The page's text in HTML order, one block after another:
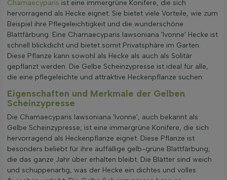
Chamaecyparis ist eine immergrüne Konifere, die sich
hervorragend als Hecke eignet. Sie bietet viele Vorteile, wie zum
Beispiel ihre Pflegeleichtigkeit und die wunderschöne
Blattfärbung. Eine Chamaecyparis lawsoniana 'Ivonne' Hecke ist
schnell blickdicht und bietet somit Privatsphäre im Garten.
Diese Pflanze kann sowohl als Hecke als auch als Solitär
gepflanzt werden. Die Gelbe Scheinzypresse ist ideal für alle,
die eine pflegeleichte und attraktive Heckenpflanze suchen.
Eigenschaften und Merkmale der Gelben
Scheinzypresse
Die Chamaecyparis lawsoniana 'Ivonne', auch bekannt als
Gelbe Scheinzypresse, ist eine immergrüne Konifere, die sich
hervorragend als Heckenpflanze eignet. Diese Pflanze ist
besonders beliebt für ihre auffällige gelb-grüne Blattfärbung,
die das ganze Jahr über erhalten bleibt. Die Blätter sind weich
und schuppenartig, was der Hecke ein dichtes und volles